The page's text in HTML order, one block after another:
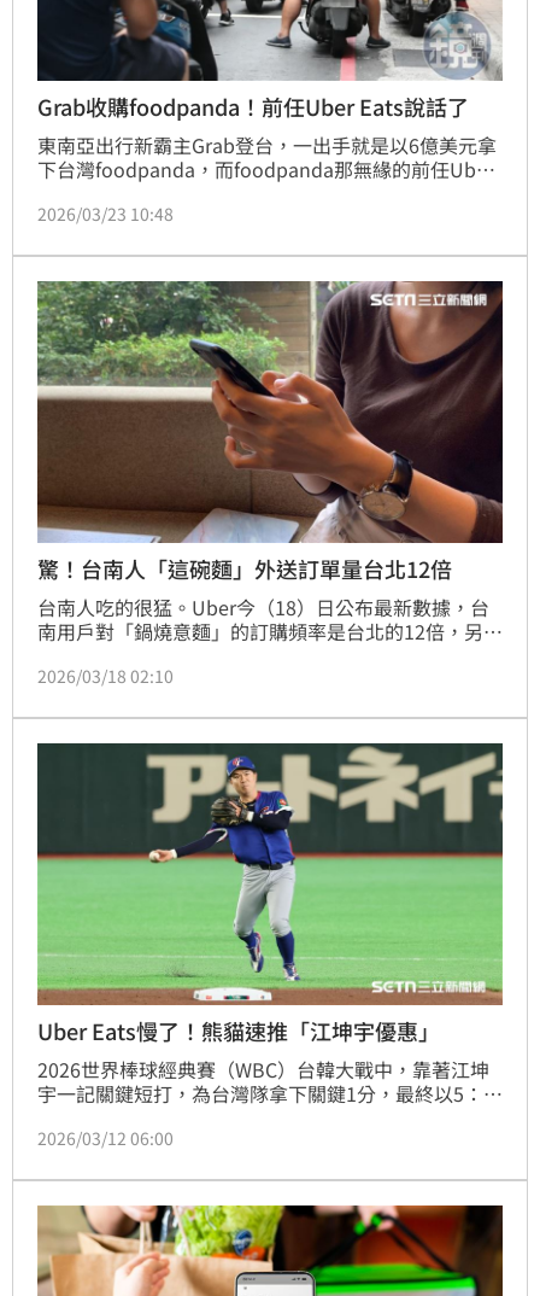
Grab收購foodpanda！前任Uber Eats說話了
東南亞出行新霸主Grab登台，一出手就是以6億美元拿
下台灣foodpanda，而foodpanda那無緣的前任Uber
（23）日晚間，Uber Eats也發聲表示氣度，主要還是
2026/03/23 10:48
驚！台南人「這碗麵」外送訂單量台北12倍
台南人吃的很猛。Uber今（18）日公布最新數據，台
南用戶對「鍋燒意麵」的訂購頻率是台北的12倍，另外
突出。
2026/03/18 02:10
Uber Eats慢了！熊貓速推「江坤宇優惠」
2026世界棒球經典賽（WBC）台韓大戰中，靠著江坤
宇一記關鍵短打，為台灣隊拿下關鍵1分，最終以5：4
江坤宇精準觸擊，就有網友敲碗用「都點得到」宣傳的
foodpanda品牌好友，foodpanda更趁勢推出「江坤
宇優惠」，Uber Eats短時間內可能點不到江坤宇。
2026/03/12 06:00